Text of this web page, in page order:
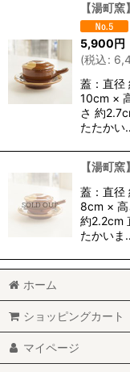
【湯町
5,900円
(税込:
蓋：直径
10cm ×
さ 約
たたかい
【湯町
蓋：直径
8cm × 高
約2.2cm
たかいま
ホーム
ショッピングカート
マイページ